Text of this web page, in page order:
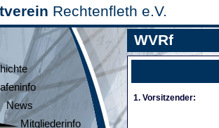
Rechtenfleth e.V.
News
Mitgliederinfo
WVRf
1. Vorsitzender: